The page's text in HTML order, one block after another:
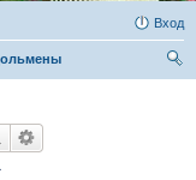
Вход